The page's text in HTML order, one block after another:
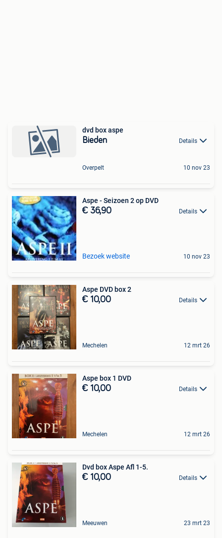
dvd box aspe
Bieden Details
Overpelt 10 nov 23
Aspe - Seizoen 2 op DVD
€ 36,90 Details
Bezoek website 10 nov 23
Aspe DVD box 2
€ 10,00 Details
Mechelen 12 mrt 26
Aspe box 1 DVD
€ 10,00 Details
Mechelen 12 mrt 26
Dvd box Aspe Afl 1-5.
€ 10,00 Details
Meeuwen 23 mrt 23